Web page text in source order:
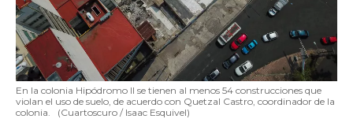
En la colonia Hipódromo ll se tienen al menos 54 construcciones que
violan el uso de suelo, de acuerdo con Quetzal Castro, coordinador de la
colonia.
(Cuartoscuro / Isaac Esquivel)